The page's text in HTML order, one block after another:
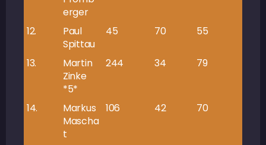
erger
12.
Paul
Spittau
45 70 55
13.
Martin
Zinke
*5*
244 34 79
14.
Markus
Mascha
t
106 42 70